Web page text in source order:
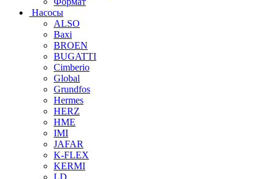
Насосы
ALSO
Baxi
BROEN
BUGATTI
Cimberio
Global
Grundfos
Hermes
HERZ
HME
IMI
JAFAR
K-FLEX
KERMI
LD